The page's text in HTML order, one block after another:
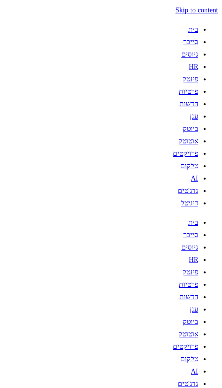
Skip to content
בית
סייבר
גיוסים
HR
פינטק
פרטיות
חדשות
ענן
ביוטק
אוטוטק
פרויקטים
טלקום
AI
גדג'טים
דיגיטל
בית
סייבר
גיוסים
HR
פינטק
פרטיות
חדשות
ענן
ביוטק
אוטוטק
פרויקטים
טלקום
AI
גדג'טים